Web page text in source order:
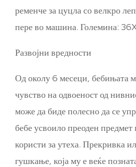
ременче за цуцла со велкро
пере во машина. Големина:
Развојни вредности
Од околу 6 месеци, бебињата
чувство на одвоеност од
може да биде полесно да се
бебе усвоило преоден
користи за утеха. Прекривка
гушкање, која му е веќе